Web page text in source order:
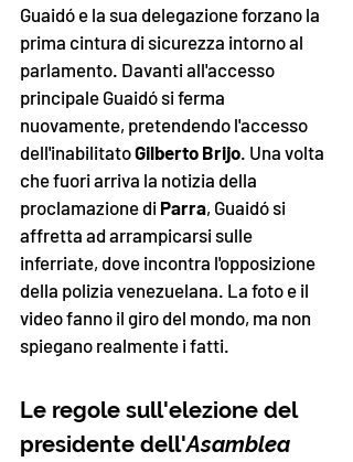
Guaidó e la sua delegazione forzano la
prima cintura di sicurezza intorno al
parlamento. Davanti all'accesso
principale Guaidó si ferma
nuovamente, pretendendo l'accesso
dell'inabilitato Gilberto Brijo. Una volta
che fuori arriva la notizia della
proclamazione di Parra, Guaidó si
affretta ad arrampicarsi sulle
inferriate, dove incontra l'opposizione
della polizia venezuelana. La foto e il
video fanno il giro del mondo, ma non
spiegano realmente i fatti.
Le regole sull'elezione del
presidente dell'Asamblea